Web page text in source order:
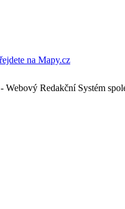
- Webový Redakční Systém